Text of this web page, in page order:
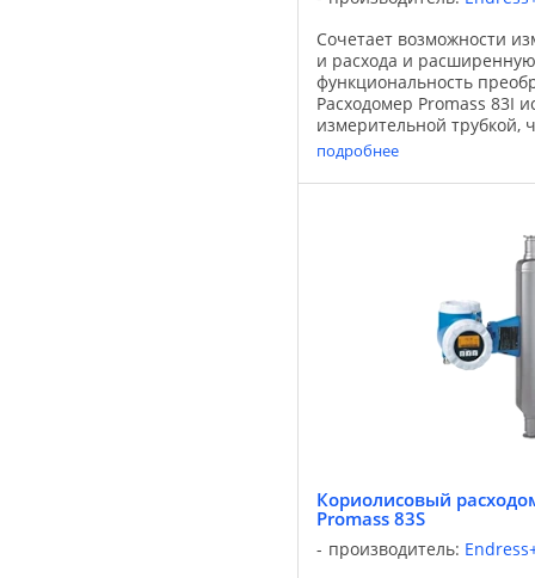
Сочетает возможности
и расхода и расширенную
функциональность
Расходомер Promass 83I
измерительной трубкой,
осуществлять измерения
плотности и
подробнее
Кориолисовый
Promass 83S
производитель: